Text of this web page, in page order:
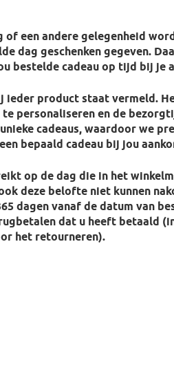
of een andere gelegenheid
dag geschenken gegeven.
bestelde cadeau op tijd bij je
product staat vermeld.
personaliseren en de
cadeaus, waardoor we
bepaald cadeau bij jou
op de dag die in het
deze belofte niet kunnen
dagen vanaf de datum van
dat u heeft betaald
het retourneren).